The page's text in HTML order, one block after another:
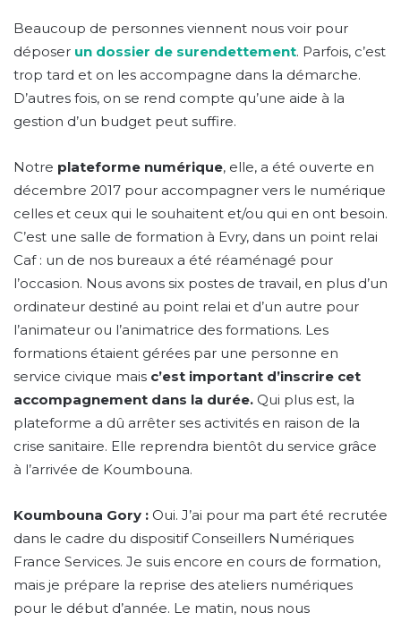
Beaucoup de personnes viennent nous voir pour
déposer un dossier de surendettement. Parfois, c’est
trop tard et on les accompagne dans la démarche.
D’autres fois, on se rend compte qu’une aide à la
gestion d’un budget peut suffire.
Notre plateforme numérique, elle, a été ouverte en
décembre 2017 pour accompagner vers le numérique
celles et ceux qui le souhaitent et/ou qui en ont besoin.
C’est une salle de formation à Evry, dans un point relai
Caf : un de nos bureaux a été réaménagé pour
l’occasion. Nous avons six postes de travail, en plus d’un
ordinateur destiné au point relai et d’un autre pour
l’animateur ou l’animatrice des formations. Les
formations étaient gérées par une personne en
service civique mais c’est important d’inscrire cet
accompagnement dans la durée. Qui plus est, la
plateforme a dû arrêter ses activités en raison de la
crise sanitaire. Elle reprendra bientôt du service grâce
à l’arrivée de Koumbouna.
Koumbouna Gory : Oui. J’ai pour ma part été recrutée
dans le cadre du dispositif Conseillers Numériques
France Services. Je suis encore en cours de formation,
mais je prépare la reprise des ateliers numériques
pour le début d’année. Le matin, nous nous